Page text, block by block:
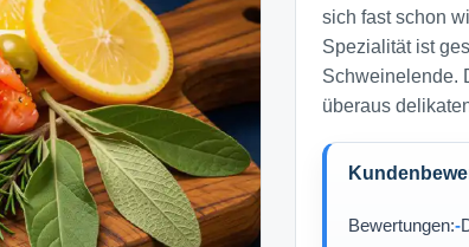
sich fast schon
Spezialität ist
Schweinelende.
überaus
Bewertungen:-